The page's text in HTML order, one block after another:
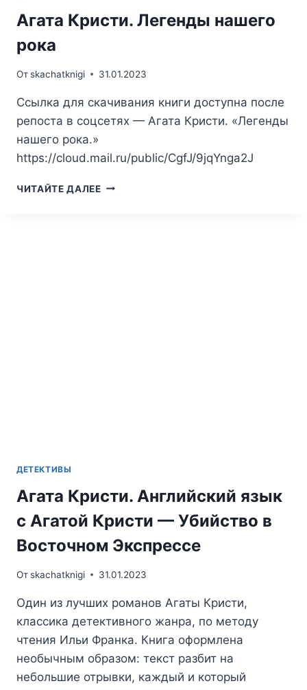
Агата Кристи. Легенды нашего
рока
Отskachatknigi 31.01.2023
Ссылка для скачивания книги доступна после
репоста в соцсетях — Агата Кристи. «Легенды
нашего рока.»
https://cloud.mail.ru/public/CgfJ/9jqYnga2J
ЧИТАЙТЕ ДАЛЕЕ АГАТА
ДЕТЕКТИВЫ
Агата Кристи. Английский язык
с Агатой Кристи — Убийство в
Восточном Экспрессе
Отskachatknigi 31.01.2023
Один из лучших романов Агаты Кристи,
классика детективного жанра, по методу
чтения Ильи Франка. Книга оформлена
необычным образом: текст разбит на
небольшие отрывки, каждый и который